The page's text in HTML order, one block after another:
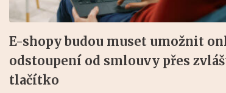
E-shopy budou muset umožnit
odstoupení od smlouvy přes
tlačítko